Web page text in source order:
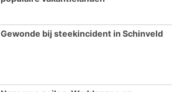
Gewonde bij steekincident in Schinveld